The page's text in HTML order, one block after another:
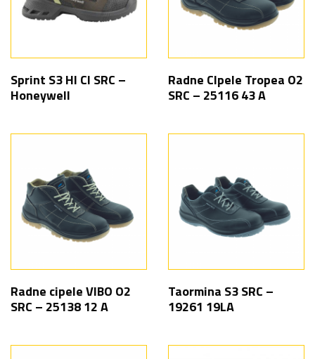
Sprint S3 HI CI SRC –
Honeywell
Radne CIpele Tropea O2
SRC – 25116 43 A
Radne cipele VIBO O2
SRC – 25138 12 A
Taormina S3 SRC –
19261 19LA